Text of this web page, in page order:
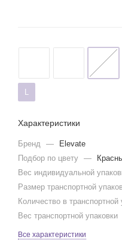
L
Характеристики
Бренд —
Elevate
Подбор по цвету —
Вес индивидуальной
Размер транспортной
Количество в транспортной
Вес транспортной упаковки
Все характеристики